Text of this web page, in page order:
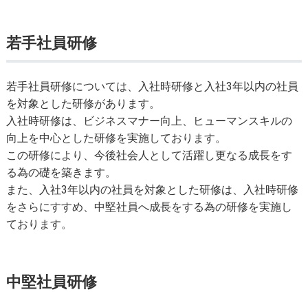
若手社員研修
若手社員研修については、入社時研修と入社3年以内の社員
を対象とした研修があります。
入社時研修は、ビジネスマナー向上、ヒューマンスキルの
向上を中心とした研修を実施しております。
この研修により、今後社会人として活躍し更なる成長をす
る為の礎を築きます。
また、入社3年以内の社員を対象とした研修は、入社時研修
をさらにすすめ、中堅社員へ成長をする為の研修を実施し
ております。
中堅社員研修